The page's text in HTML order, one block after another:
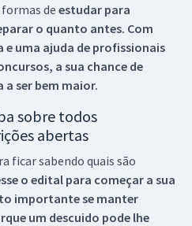
de estudar para
o quanto antes. Com
uma ajuda de profissionais
a sua chance de
a ser bem maior.
sobre todos
abertas
ficar sabendo quais são
o edital para começar a sua
importante se manter
um descuido pode lhe